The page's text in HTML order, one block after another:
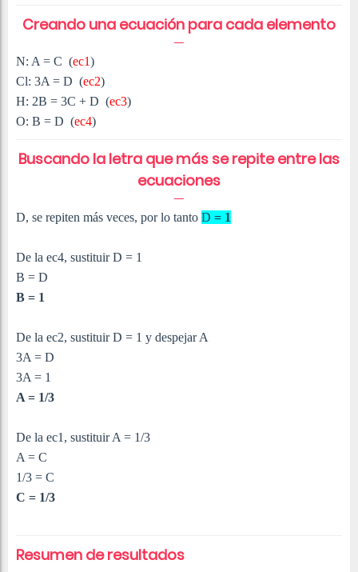
Creando una ecuación para cada elemento
N: A = C (ec1)
Cl: 3A = D (ec2)
H: 2B = 3C + D (ec3)
O: B = D (ec4)
Buscando la letra que más se repite entre las
ecuaciones
D, se repiten más veces, por lo tanto D = 1
De la ec4, sustituir D = 1
B = D
B = 1
De la ec2, sustituir D = 1 y despejar A
3A = D
3A = 1
A = 1/3
De la ec1, sustituir A = 1/3
A = C
1/3 = C
C = 1/3
Resumen de resultados